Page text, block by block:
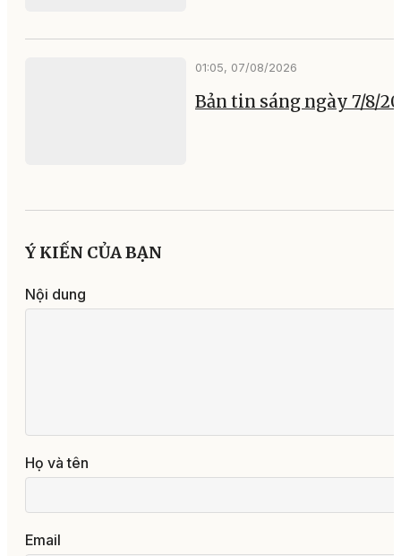
01:05, 07/08/2026
Bản tin sáng ngày 7/8/
Ý KIẾN CỦA BẠN
Nội dung
Họ và tên
Email